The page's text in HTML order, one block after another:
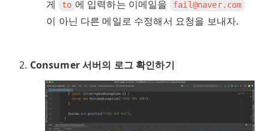
게
to 에 입력하는 이메일을 fail@naver.com
이 아닌 다른 메일로 수정해서 요청을 보내자.
Consumer 서버의 로그 확인하기